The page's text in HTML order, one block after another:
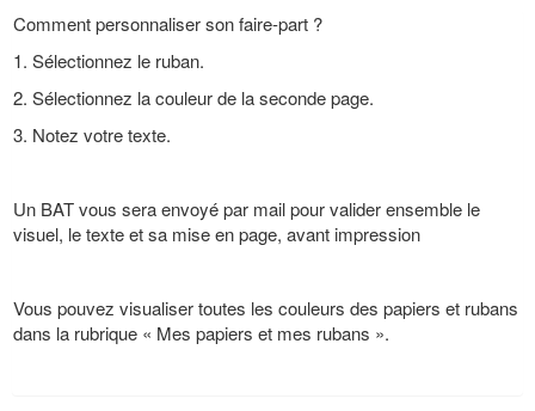
Comment personnaliser son faire-part ?
1. Sélectionnez le ruban.
2. Sélectionnez la couleur de la seconde page.
3. Notez votre texte.
Un BAT vous sera envoyé par mail pour valider ensemble le
visuel, le texte et sa mise en page, avant impression
Vous pouvez visualiser toutes les couleurs des papiers et rubans
dans la rubrique « Mes papiers et mes rubans ».